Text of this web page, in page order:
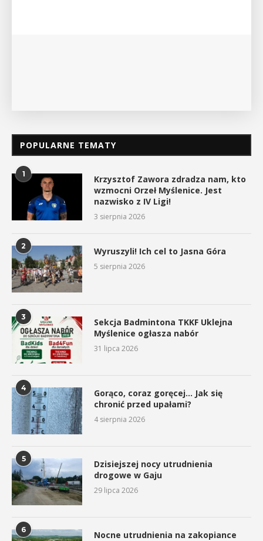
POPULARNE TEMATY
1
Krzysztof Zawora zdradza nam, kto
wzmocni Orzeł Myślenice. Jest
nazwisko z IV Ligi!
3 sierpnia 2026
2 Wyruszyli! Ich cel to Jasna Góra
5 sierpnia 2026
3
Sekcja Badmintona TKKF Uklejna
Myślenice ogłasza nabór
31 lipca 2026
4
Gorąco, coraz goręcej… Jak się
chronić przed upałami?
4 sierpnia 2026
5
Dzisiejszej nocy utrudnienia
drogowe w Gaju
29 lipca 2026
6 Nocne utrudnienia na zakopiance